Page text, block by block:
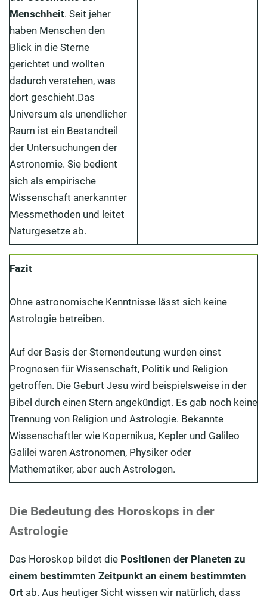
Menschheit. Seit jeher
haben Menschen den
Blick in die Sterne
gerichtet und wollten
dadurch verstehen, was
dort geschieht.Das
Universum als unendlicher
Raum ist ein Bestandteil
der Untersuchungen der
Astronomie. Sie bedient
sich als empirische
Wissenschaft anerkannter
Messmethoden und leitet
Naturgesetze ab.
Fazit
Ohne astronomische Kenntnisse lässt sich keine
Astrologie betreiben.
Auf der Basis der Sternendeutung wurden einst
Prognosen für Wissenschaft, Politik und Religion
getroffen. Die Geburt Jesu wird beispielsweise in der
Bibel durch einen Stern angekündigt. Es gab noch keine
Trennung von Religion und Astrologie. Bekannte
Wissenschaftler wie Kopernikus, Kepler und Galileo
Galilei waren Astronomen, Physiker oder
Mathematiker, aber auch Astrologen.
Die Bedeutung des Horoskops in der
Astrologie
Das Horoskop bildet die Positionen der Planeten zu
einem bestimmten Zeitpunkt an einem bestimmten
Ort ab. Aus heutiger Sicht wissen wir natürlich, dass